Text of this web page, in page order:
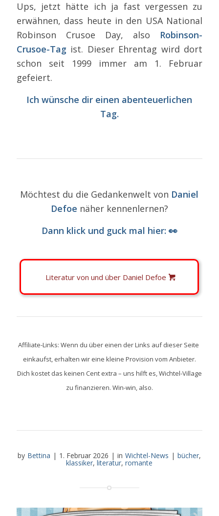
Ups, jetzt hätte ich ja fast vergessen zu
erwähnen, dass heute in den USA National
Robinson Crusoe Day, also Robinson-
Crusoe-Tagist. Dieser Ehrentag wird dort
schon seit 1999 immer am 1. Februar
gefeiert.
Ich wünsche dir einen abenteuerlichen
Tag.
Möchtest du die Gedankenwelt von Daniel
Defoe näher kennenlernen?
Dann klick und guck mal hier: 👀
Literatur von und über Daniel Defoe
Affiliate-Links: Wenn du über einen der Links auf dieser Seite
einkaufst, erhalten wir eine kleine Provision vom Anbieter.
Dich kostet das keinen Cent extra – uns hilft es, Wichtel-Village
zu finanzieren. Win-win, also.
by Bettina | 1. Februar 2026 | in Wichtel-News | bücher,
klassiker,literatur,romante